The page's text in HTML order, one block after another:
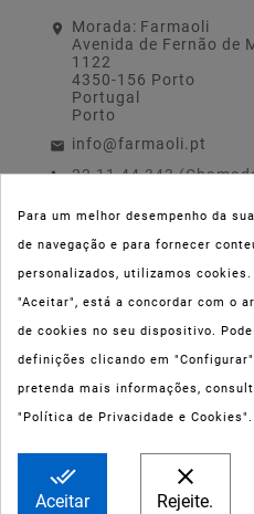
Morada: Farmaoli
Avenida de Fernão de
1122
4350-156 Porto
Portugal
Porto
info@farmaoli.pt
22 11 44 343
Dir.
Para um melhor desempenho da
de navegação e para fornecer
personalizados, utilizamos
"Aceitar", está a concordar com o
de cookies no seu dispositivo.
definições clicando em
pretenda mais informações,
"Política de Privacidade e Cookies".
done_all
Aceitar
clear
Rejeite.